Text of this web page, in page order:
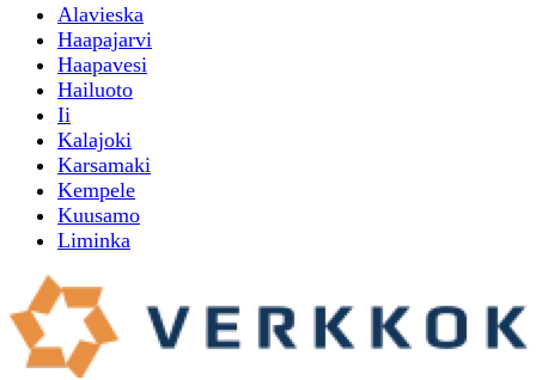
Alavieska
Haapajarvi
Haapavesi
Hailuoto
Ii
Kalajoki
Karsamaki
Kempele
Kuusamo
Liminka